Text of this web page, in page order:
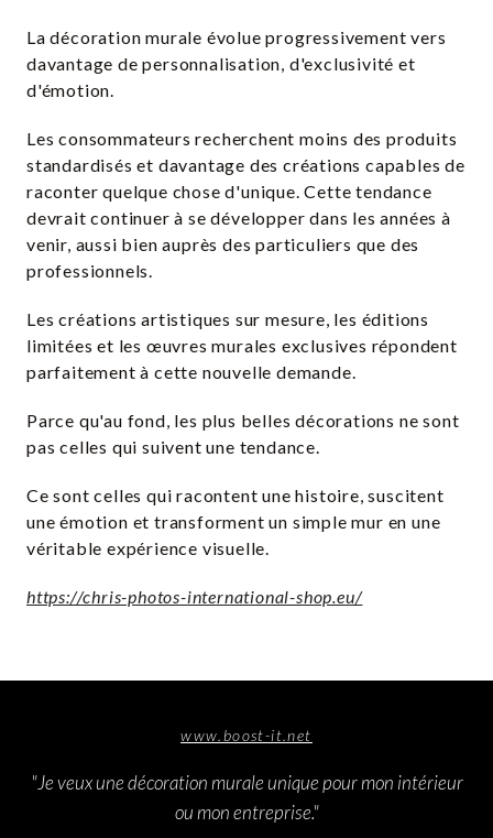
La décoration murale évolue progressivement vers
davantage de personnalisation, d'exclusivité et
d'émotion.
Les consommateurs recherchent moins des produits
standardisés et davantage des créations capables de
raconter quelque chose d'unique. Cette tendance
devrait continuer à se développer dans les années à
venir, aussi bien auprès des particuliers que des
professionnels.
Les créations artistiques sur mesure, les éditions
limitées et les œuvres murales exclusives répondent
parfaitement à cette nouvelle demande.
Parce qu'au fond, les plus belles décorations ne sont
pas celles qui suivent une tendance.
Ce sont celles qui racontent une histoire, suscitent
une émotion et transforment un simple mur en une
véritable expérience visuelle.
https://chris-photos-international-shop.eu/
www.boost-it.net
"Je veux une décoration murale unique pour mon intérieur
ou mon entreprise."